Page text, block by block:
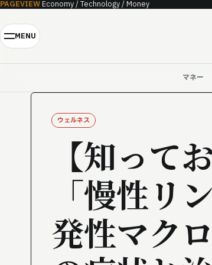
Skip to content
PAGEVIEWEconomy / Technology / Money
MENU
マネー
ウェルネス
【知って
「慢性リ
発性マク